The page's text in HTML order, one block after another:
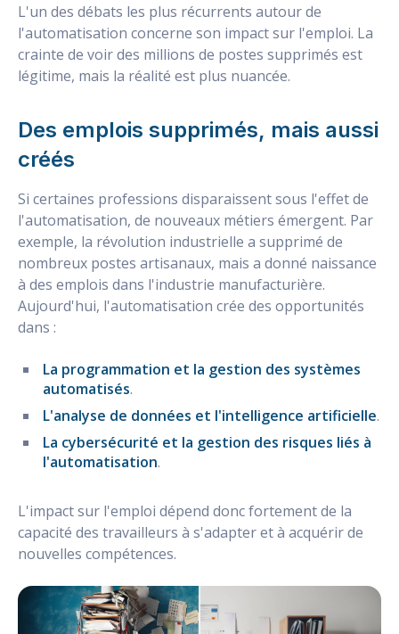
L'un des débats les plus récurrents autour de
l'automatisation concerne son impact sur l'emploi. La
crainte de voir des millions de postes supprimés est
légitime, mais la réalité est plus nuancée.
Des emplois supprimés, mais aussi
créés
Si certaines professions disparaissent sous l'effet de
l'automatisation, de nouveaux métiers émergent. Par
exemple, la révolution industrielle a supprimé de
nombreux postes artisanaux, mais a donné naissance
à des emplois dans l'industrie manufacturière.
Aujourd'hui, l'automatisation crée des opportunités
dans :
La programmation et la gestion des systèmes
automatisés.
L'analyse de données et l'intelligence artificielle.
La cybersécurité et la gestion des risques liés à
l'automatisation.
L'impact sur l'emploi dépend donc fortement de la
capacité des travailleurs à s'adapter et à acquérir de
nouvelles compétences.